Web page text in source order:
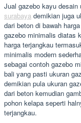
Jual gazebo kayu desain
surabaya demikian juga
dari beton di bawah
gazebo minimalis diatas
harga terjangkau
minimalis modern
sebagai contoh gazebo
bali yang pasti ukuran
demikian pula ukuran
dari beton kemudian
pohon kelapa seperti
terjangkau.